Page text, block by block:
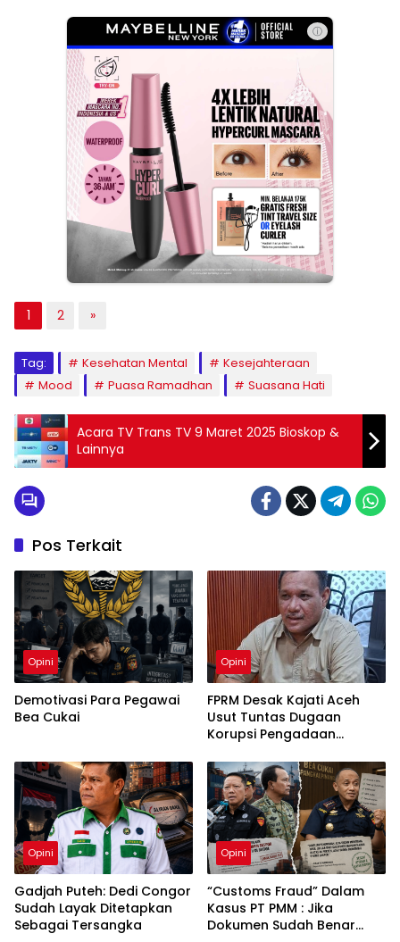
ⓘ
1 2 »
Tag: Kesehatan Mental
Kesejahteraan
Mood
Puasa Ramadhan Suasana Hati
Acara TV Trans TV 9 Maret 2025 Bioskop &
Lainnya
Pos Terkait
Opini
Demotivasi Para Pegawai
Bea Cukai
Opini
FPRM Desak Kajati Aceh
Usut Tuntas Dugaan
Korupsi Pengadaan
Langsa
Opini
Gadjah Puteh: Dedi Congor
Sudah Layak Ditetapkan
Sebagai Tersangka
Opini
“Customs Fraud” Dalam
Kasus PT PMM : Jika
Dokumen Sudah Benar